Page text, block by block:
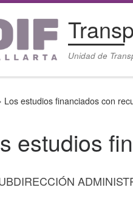
Unidad de
Los estudios financiados con
estudios